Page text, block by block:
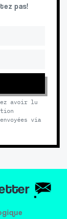
pas!
avoir lu
via